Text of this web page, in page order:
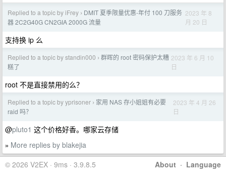
Replied to a topic by iFrey › DMIT 夏季限量优惠-年付 100 刀服务
器 2C2G40G CN2GIA 2000G 流量
2023 年 8
月 20 日
支持换 ip 么
Replied to a topic by standin000 › 群晖的 root 密码保护太糟
糕了
2023 年 6 月 10
日
root 不是直接禁用的么？
Replied to a topic by yprisoner › 家用 NAS 存小姐姐有必要
raid 吗？
2023 年 4 月 26
日
@pluto1 这个价格好香。哪家云存储
» More replies by blakejia
About · Language
© 2026 V2EX · 9ms · 3.9.8.5